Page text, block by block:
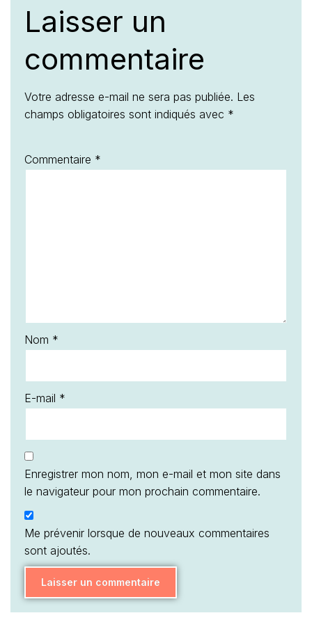
Laisser un
commentaire
Votre adresse e-mail ne sera pas publiée. Les
champs obligatoires sont indiqués avec *
Commentaire *
Nom *
E-mail *
Enregistrer mon nom, mon e-mail et mon site dans
le navigateur pour mon prochain commentaire.
Me prévenir lorsque de nouveaux commentaires
sont ajoutés.